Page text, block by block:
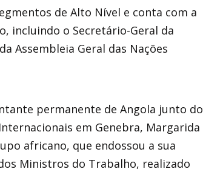
de Alto Nível e conta com a
incluindo o Secretário-Geral da
Assembleia Geral das Nações
permanente de Angola junto do
em Genebra, Margarida
africano, que endossou a sua
Ministros do Trabalho, realizado